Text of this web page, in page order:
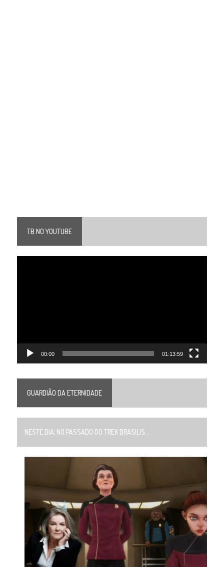
TB NO YOUTUBE
00:00 01:13:59
GUARDIÃO DA ETERNIDADE
NESTE DIA, NO PASSADO DO TREK BRASILIS...